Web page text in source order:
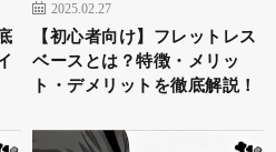
2025.02.27
【初心者向け】フレットレス
ベースとは？特徴・メリッ
ト・デメリットを徹底解説！